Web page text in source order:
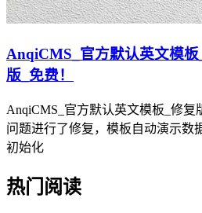
AnqiCMS_官方默认英文模
版_免费！
AnqiCMS_官方默认英文模板_修复
问题进行了修复，模板自动演示数
初始化
热门阅读